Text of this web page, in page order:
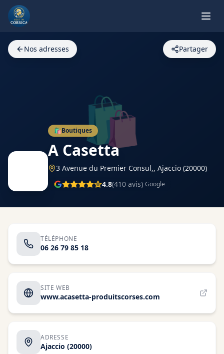
🛍️
Nos adresses Partager
🛍️Boutiques
A Casetta
3 Avenue du Premier Consul,, Ajaccio (20000)
4.8(410 avis) Google
TÉLÉPHONE
06 26 79 85 18
SITE WEB
www.acasetta-produitscorses.com
ADRESSE
Ajaccio (20000)